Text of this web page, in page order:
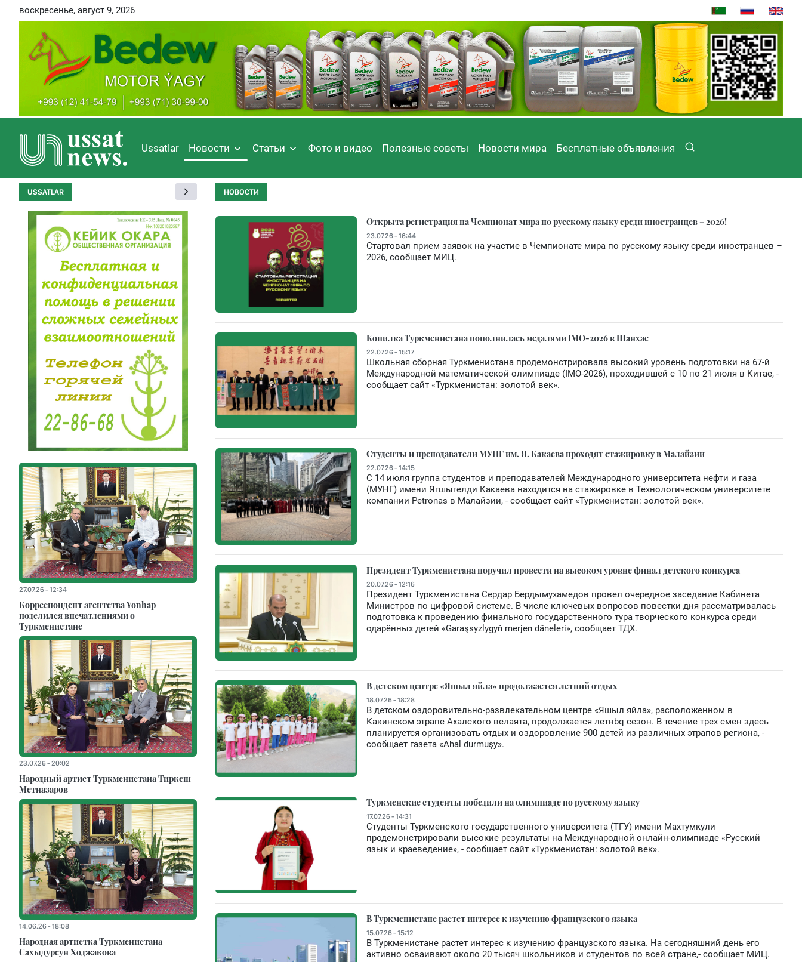
воскресенье, август 9, 2026
Ussatlar Новости Статьи Фото и видео Полезные советы Новости мира Бесплатные объявления
НОВОСТИ
Открыта регистрация на Чемпионат мира по русскому языку среди иностранцев – 2026!
23.07.26 - 16:44
Стартовал прием заявок на участие в Чемпионате мира по русскому языку среди иностранцев –
2026, сообщает МИЦ.
Копилка Туркменистана пополнилась медалями IMO-2026 в Шанхае
22.07.26 - 15:17
Школьная сборная Туркменистана продемонстрировала высокий уровень подготовки на 67-й
Международной математической олимпиаде (IMO-2026), проходившей с 10 по 21 июля в Китае, -
сообщает сайт «Туркменистан: золотой век».
Студенты и преподаватели МУНГ им. Я. Какаева проходят стажировку в Малайзии
22.07.26 - 14:15
С 14 июля группа студентов и преподавателей Международного университета нефти и газа
(МУНГ) имени Ягшыгелди Какаева находится на стажировке в Технологическом университете
компании Petronas в Малайзии, - сообщает сайт «Туркменистан: золотой век».
Президент Туркменистана поручил провести на высоком уровне финал детского конкурса
20.07.26 - 12:16
Президент Туркменистана Сердар Бердымухамедов провел очередное заседание Кабинета
Министров по цифровой системе. В числе ключевых вопросов повестки дня рассматривалась
подготовка к проведению финального государственного тура творческого конкурса среди
одарённых детей «Garaşsyzlygyň merjen däneleri», сообщает ТДХ.
В детском центре «Яшыл яйла» продолжается летний отдых
18.07.26 - 18:28
В детском оздоровительно-развлекательном центре «Яшыл яйла», расположенном в
Какинском этрапе Ахалского велаята, продолжается летнbq сезон. В течение трех смен здесь
планируется организовать отдых и оздоровление 900 детей из различных этрапов региона, -
сообщает газета «Ahal durmuşy».
Туркменские студенты победили на олимпиаде по русскому языку
17.07.26 - 14:31
Студенты Туркменского государственного университета (ТГУ) имени Махтумкули
продемонстрировали высокие результаты на Международной онлайн-олимпиаде «Русский
язык и краеведение», - сообщает сайт «Туркменистан: золотой век».
В Туркменистане растет интерес к изучению французского языка
15.07.26 - 15:12
В Туркменистане растет интерес к изучению французского языка. На сегодняшний день его
активно осваивают около 20 тысяч школьников и студентов по всей стране,- сообщает МИЦ.
USSATLAR
27.07.26 - 12:34
Корреспондент агентства Yonhap
поделился впечатлениями о
Туркменистане
23.07.26 - 20:02
Народный артист Туркменистана Тиркеш
Мeтназаров
14.06.26 - 18:08
Народная артистка Туркменистана
Сахыдурсун Ходжакова